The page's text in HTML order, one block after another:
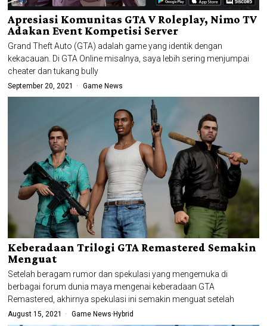
Apresiasi Komunitas GTA V Roleplay, Nimo TV
Adakan Event Kompetisi Server
Grand Theft Auto (GTA) adalah game yang identik dengan
kekacauan. Di GTA Online misalnya, saya lebih sering menjumpai
cheater dan tukang bully
September 20, 2021 Game News
Keberadaan Trilogi GTA Remastered Semakin
Menguat
Setelah beragam rumor dan spekulasi yang mengemuka di
berbagai forum dunia maya mengenai keberadaan GTA
Remastered, akhirnya spekulasi ini semakin menguat setelah
August 15, 2021 Game News·Hybrid